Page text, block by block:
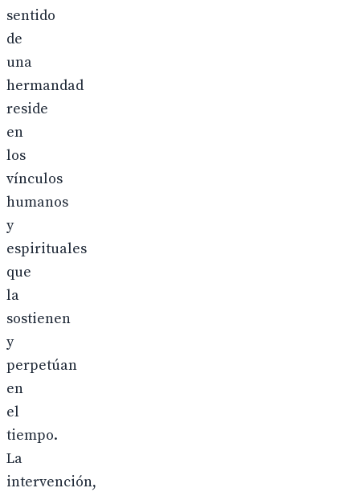
sentido
de
una
hermandad
reside
en
los
vínculos
humanos
y
espirituales
que
la
sostienen
y
perpetúan
en
el
tiempo.
La
intervención,